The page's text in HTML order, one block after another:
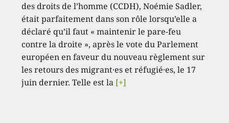
des droits de l’homme (CCDH), Noémie Sadler,
était parfaitement dans son rôle lorsqu’elle a
déclaré qu’il faut « maintenir le pare-feu
contre la droite », après le vote du Parlement
européen en faveur du nouveau règlement sur
les retours des migrant·es et réfugié·es, le 17
juin dernier. Telle est la [+]